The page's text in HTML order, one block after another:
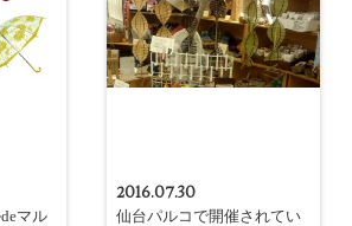
マル
2016.07.30
仙台パルコで開催されてい